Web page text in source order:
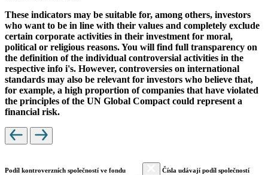
These indicators may be suitable for, among others, investors
who want to be in line with their values and completely exclude
certain corporate activities in their investment for moral,
political or religious reasons. You will find full transparency on
the definition of the individual controversial activities in the
respective info i's. However, controversies on international
standards may also be relevant for investors who believe that,
for example, a high proportion of companies that have violated
the principles of the UN Global Compact could represent a
financial risk.
Podíl kontroverzních společností ve fondu
Čísla udávají podíl společností